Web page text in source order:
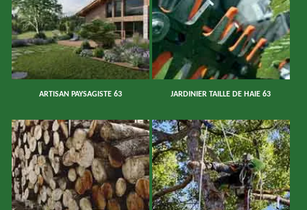
ARTISAN PAYSAGISTE 63 JARDINIER TAILLE DE HAIE 63